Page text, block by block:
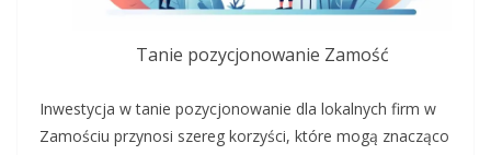
Tanie pozycjonowanie Zamość
Inwestycja w tanie pozycjonowanie dla lokalnych firm w
Zamościu przynosi szereg korzyści, które mogą znacząco